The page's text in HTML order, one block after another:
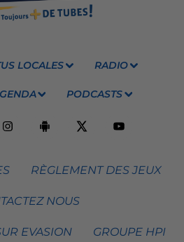
LOCALES RADIO
PODCASTS
RÈGLEMENT DES JEUX
NOUS
EVASION GROUPE HPI